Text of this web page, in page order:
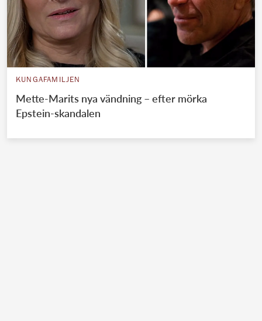
KUNGAFAMILJEN
Mette-Marits nya vändning – efter mörka
Epstein-skandalen